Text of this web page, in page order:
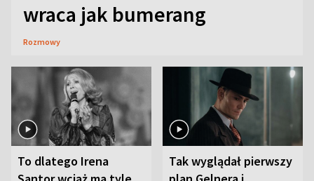
wraca jak bumerang
Rozmowy
To dlatego Irena
Tak wyglądał pierwszy